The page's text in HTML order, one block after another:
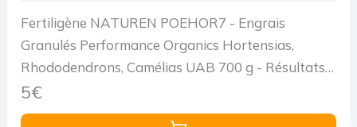
Fertiligène NATUREN POEHOR7 - Engrais
Granulés Performance Organics Hortensias,
Rhododendrons, Camélias UAB 700 g - Résultats
dès 1 Semaine - avec extraits végétaux enrichi en
Guano Marin - pour 14m²
5€